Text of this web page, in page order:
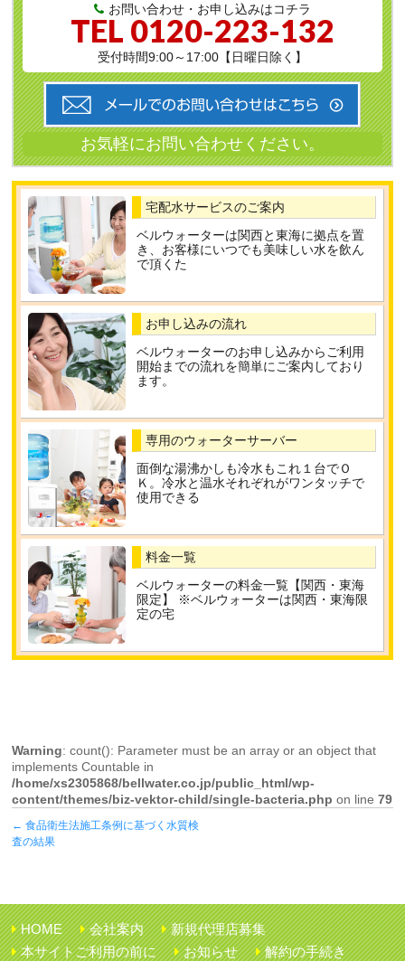
お問い合わせ・お申し込みはコチラ
TEL 0120-223-132
受付時間9:00～17:00【日曜日除く】
宅配水サービスのご案内
ベルウォーターは関西と東海に拠点を置
き、お客様にいつでも美味しい水を飲ん
で頂くた
お申し込みの流れ
ベルウォーターのお申し込みからご利用
開始までの流れを簡単にご案内しており
ます。
専用のウォーターサーバー
面倒な湯沸かしも冷水もこれ１台でＯ
Ｋ。冷水と温水それぞれがワンタッチで
使用できる
料金一覧
ベルウォーターの料金一覧【関西・東海
限定】 ※ベルウォーターは関西・東海限
定の宅
Warning: count(): Parameter must be an array or an object that
implements Countable in
/home/xs2305868/bellwater.co.jp/public_html/wp-
content/themes/biz-vektor-child/single-bacteria.php on line79
← 食品衛生法施工条例に基づく水質検
査の結果
HOME 会社案内
新規代理店募集
本サイトご利用の前に
お知らせ
解約の手続き